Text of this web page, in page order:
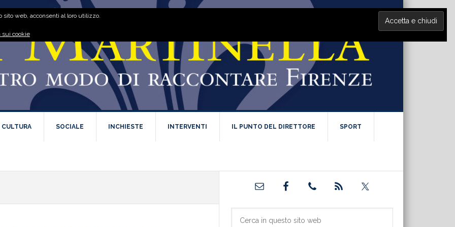
CULTURA SOCIALE INCHIESTE INTERVENTI IL PUNTO DEL DIRETTORE SPORT
Barra
primaria
web, acconsenti al loro utilizzo.
sui cookie